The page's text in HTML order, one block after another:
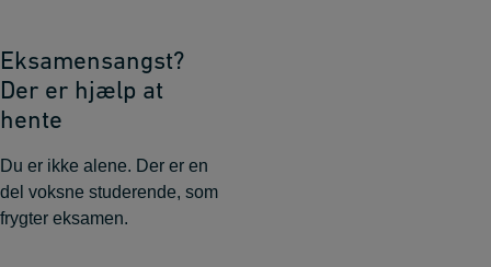
Eksamensangst?
Der er hjælp at
hente
Du er ikke alene. Der er en
del voksne studerende, som
frygter eksamen.